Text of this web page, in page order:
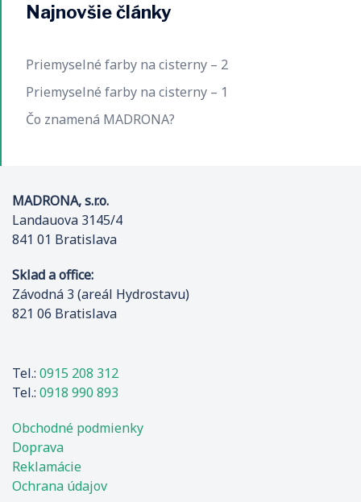
Najnovšie články
Priemyselné farby na cisterny – 2
Priemyselné farby na cisterny – 1
Čo znamená MADRONA?
MADRONA, s.r.o.
Landauova 3145/4
841 01 Bratislava
Sklad a office:
Závodná 3 (areál Hydrostavu)
821 06 Bratislava
Tel.: 0915 208 312
Tel.: 0918 990 893
Obchodné podmienky
Doprava
Reklamácie
Ochrana údajov